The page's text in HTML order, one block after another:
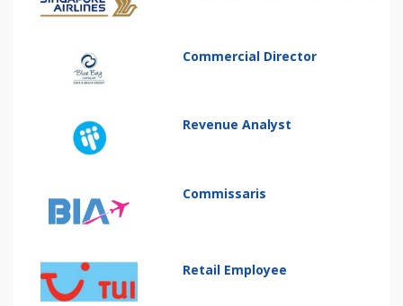
Commercial Director
Revenue Analyst
Commissaris
Retail Employee